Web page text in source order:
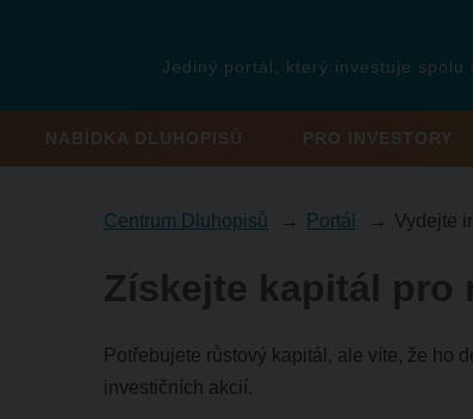
Jediný portál, který investuje spolu
NABÍDKA DLUHOPISŮ PRO INVESTORY
Centrum Dluhopisů Portál Vydejte
Získejte kapitál pro
Potřebujete růstový kapitál, ale víte, že ho
investičních akcií.